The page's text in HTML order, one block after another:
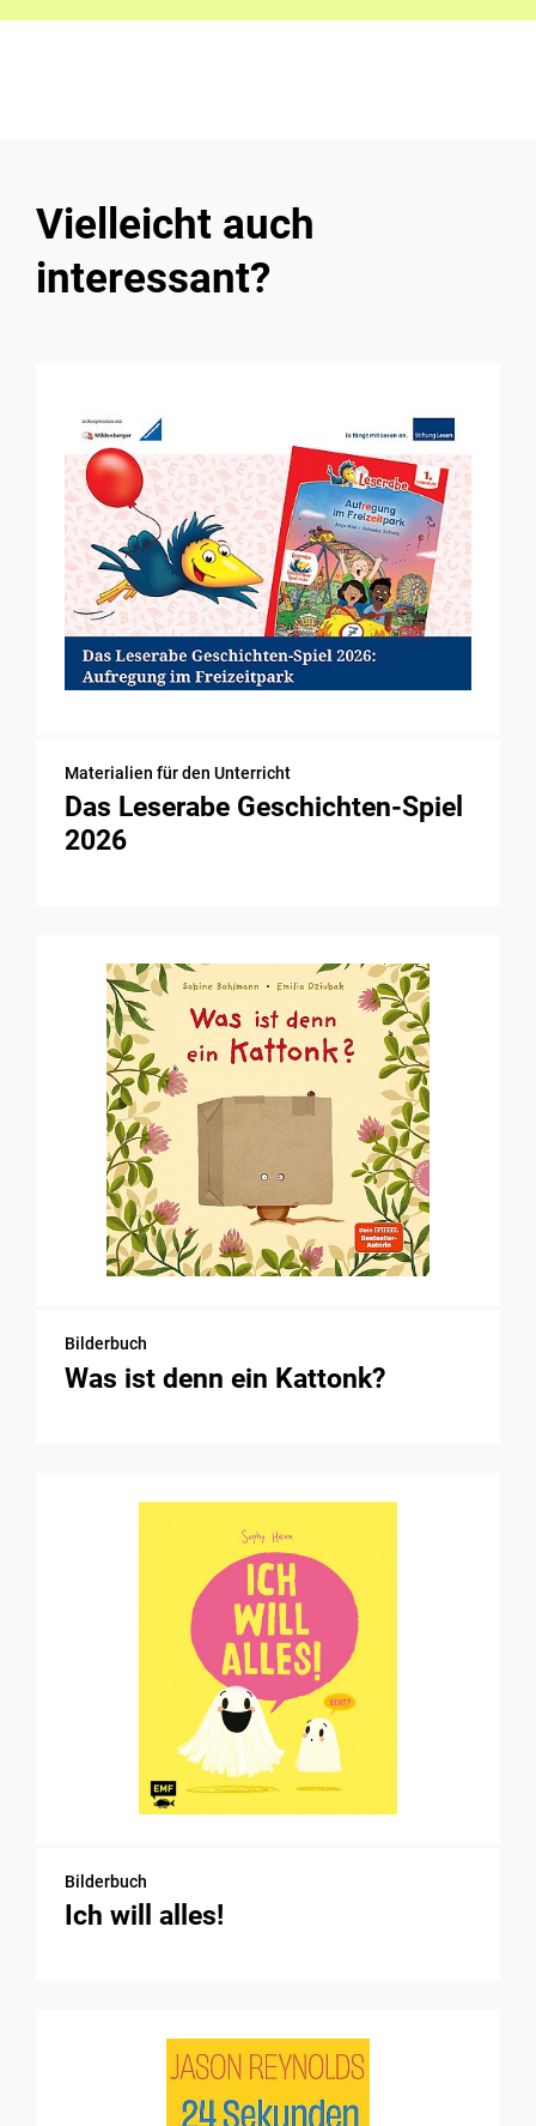
Vielleicht auch
interessant?
Materialien für den Unterricht
Das Leserabe Geschichten-Spiel
2026
Bilderbuch
Was ist denn ein Kattonk?
Bilderbuch
Ich will alles!